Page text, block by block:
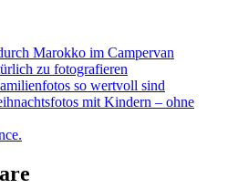
Marokko im Campervan
zu fotografieren
so wertvoll sind
mit Kindern – ohne